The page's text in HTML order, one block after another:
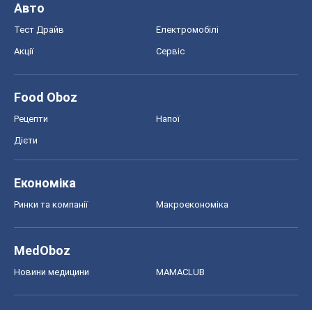
Авто
Тест Драйв Електромобілі
Акції Сервіс
Food Oboz
Рецепти Напої
Дієти
Економіка
Ринки та компанії Макроекономіка
MedOboz
Новини медицини MAMACLUB